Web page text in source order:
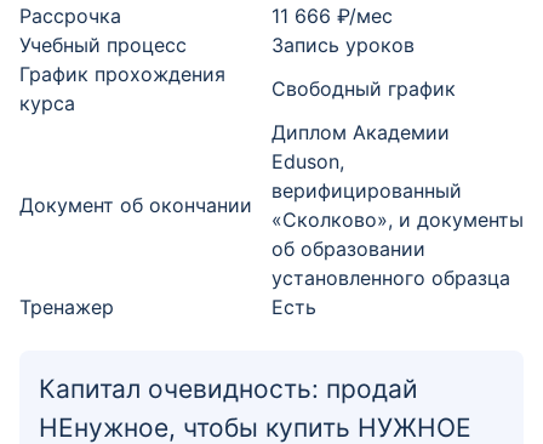
Рассрочка
11 666 ₽/мес
Учебный процесс
Запись уроков
График прохождения
курса
Свободный график
Документ об окончании
Диплом Академии
Eduson,
верифицированный
«Сколково», и документы
об образовании
установленного образца
Тренажер
Есть
Капитал очевидность: продай
НЕнужное, чтобы купить НУЖНОЕ